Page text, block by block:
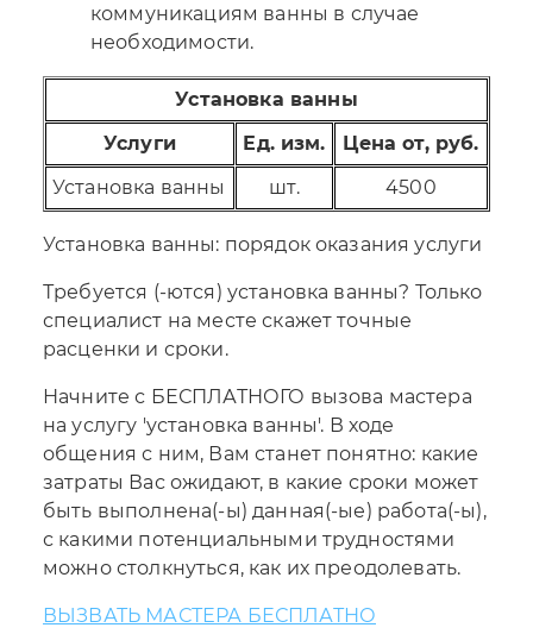
коммуникациям ванны в случае
необходимости.
Установка ванны
Услуги
Ед. изм.
Цена от, руб.
Установка ванны
шт. 4500
Установка ванны: порядок оказания услуги
Требуется (-ются) установка ванны? Только
специалист на месте скажет точные
расценки и сроки.
Начните с БЕСПЛАТНОГО вызова мастера
на услугу 'установка ванны'. В ходе
общения с ним, Вам станет понятно: какие
затраты Вас ожидают, в какие сроки может
быть выполнена(-ы) данная(-ые) работа(-ы),
с какими потенциальными трудностями
можно столкнуться, как их преодолевать.
ВЫЗВАТЬ МАСТЕРА БЕСПЛАТНО